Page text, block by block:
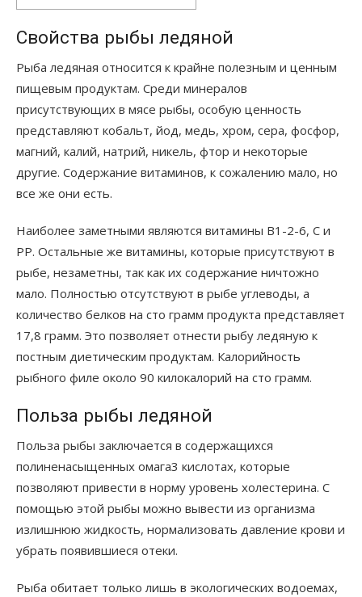
Свойства рыбы ледяной
Рыба ледяная относится к крайне полезным и ценным
пищевым продуктам. Среди минералов
присутствующих в мясе рыбы, особую ценность
представляют кобальт, йод, медь, хром, сера, фосфор,
магний, калий, натрий, никель, фтор и некоторые
другие. Содержание витаминов, к сожалению мало, но
все же они есть.
Наиболее заметными являются витамины В1-2-6, С и
РР. Остальные же витамины, которые присутствуют в
рыбе, незаметны, так как их содержание ничтожно
мало. Полностью отсутствуют в рыбе углеводы, а
количество белков на сто грамм продукта представляет
17,8 грамм. Это позволяет отнести рыбу ледяную к
постным диетическим продуктам. Калорийность
рыбного филе около 90 килокалорий на сто грамм.
Польза рыбы ледяной
Польза рыбы заключается в содержащихся
полиненасыщенных омага3 кислотах, которые
позволяют привести в норму уровень холестерина. С
помощью этой рыбы можно вывести из организма
излишнюю жидкость, нормализовать давление крови и
убрать появившиеся отеки.
Рыба обитает только лишь в экологических водоемах,